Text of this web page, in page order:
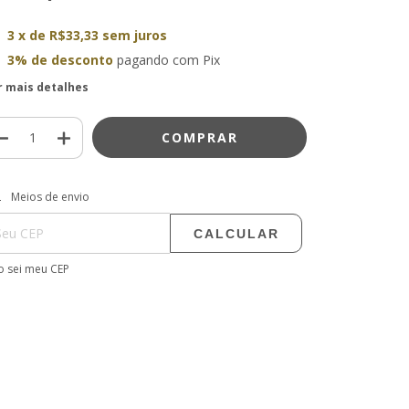
3 x de R$33,33 sem juros
3% de desconto pagando com Pix
mais detalhes
para o CEP:
Meios de envio
CALCULAR
sei meu CEP